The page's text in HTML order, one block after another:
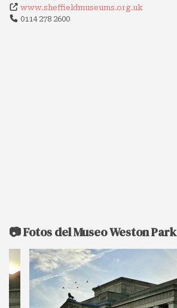
www.sheffieldmuseums.org.uk
0114 278 2600
📷 Fotos del Museo Weston Park